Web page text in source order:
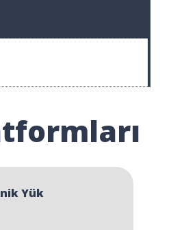
Yük